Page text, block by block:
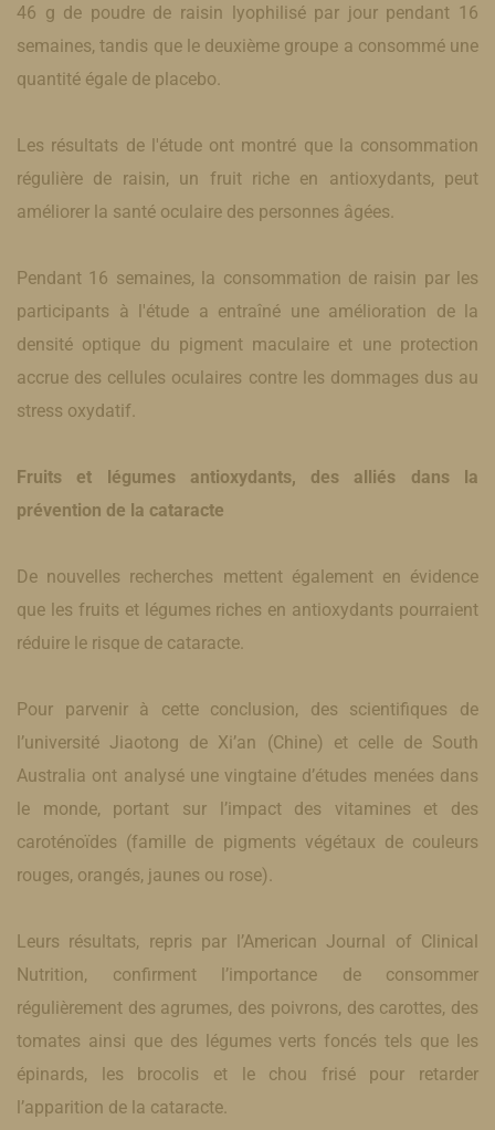
46 g de poudre de raisin lyophilisé par jour pendant 16
semaines, tandis que le deuxième groupe a consommé une
quantité égale de placebo.
Les résultats de l'étude ont montré que la consommation
régulière de raisin, un fruit riche en antioxydants, peut
améliorer la santé oculaire des personnes âgées.
Pendant 16 semaines, la consommation de raisin par les
participants à l'étude a entraîné une amélioration de la
densité optique du pigment maculaire et une protection
accrue des cellules oculaires contre les dommages dus au
stress oxydatif.
Fruits et légumes antioxydants, des alliés dans la
prévention de la cataracte
De nouvelles recherches mettent également en évidence
que les fruits et légumes riches en antioxydants pourraient
réduire le risque de cataracte.
Pour parvenir à cette conclusion, des scientifiques de
l’université Jiaotong de Xi’an (Chine) et celle de South
Australia ont analysé une vingtaine d’études menées dans
le monde, portant sur l’impact des vitamines et des
caroténoïdes (famille de pigments végétaux de couleurs
rouges, orangés, jaunes ou rose).
Leurs résultats, repris par l’American Journal of Clinical
Nutrition, confirment l’importance de consommer
régulièrement des agrumes, des poivrons, des carottes, des
tomates ainsi que des légumes verts foncés tels que les
épinards, les brocolis et le chou frisé pour retarder
l’apparition de la cataracte.